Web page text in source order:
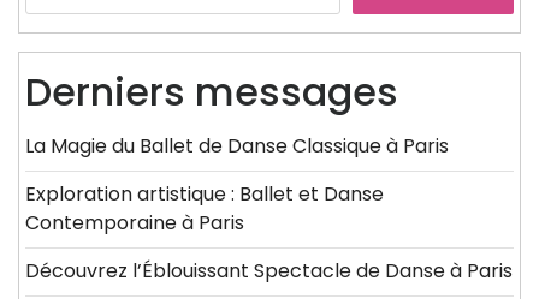
Derniers messages
La Magie du Ballet de Danse Classique à Paris
Exploration artistique : Ballet et Danse
Contemporaine à Paris
Découvrez l’Éblouissant Spectacle de Danse à Paris